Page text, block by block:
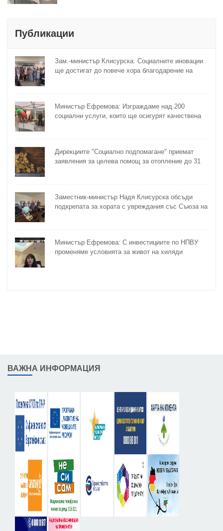
Публикации
Зам.-министър Клисурска: Социалните иновации
ще достигат до повече хора благодарение на
Министър Ефремова: Изграждаме над 200
социални услуги, които ще осигурят качествена
Дирекциите "Социално подпомагане" приемат
заявления за целева помощ за отопление до 31
Заместник-министър Надя Клисурска обсъди
подкрепата за хората с увреждания със Съюза на
Министър Ефремова: С инвестициите по НПВУ
променяме условията за живот на хиляди
ВАЖНА ИНФОРМАЦИЯ